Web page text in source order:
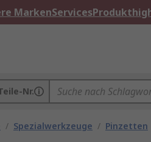
MarkenServices
Nr.
/ Spezialwerkzeuge / Pinzetten